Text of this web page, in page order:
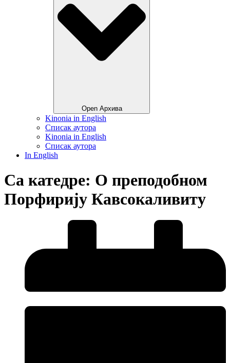
Open Архива
Kinonia in English
Списак аутора
Kinonia in English
Списак аутора
In English
Са катедре: О преподобном
Порфирију Кавсокаливиту